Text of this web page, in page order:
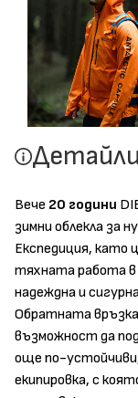
Детайли
Вече 20 години
зимни облекла за
Експедиция, като
тяхната работа в
надеждна и
Обратната
възможност да
още по-
екипировка, с